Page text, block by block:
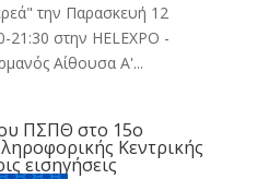
την Παρασκευή 12
στην HELEXPO -
Αίθουσα Α'...
ΠΣΠΘ στο 15ο
Κεντρικής
εισηγήσεις